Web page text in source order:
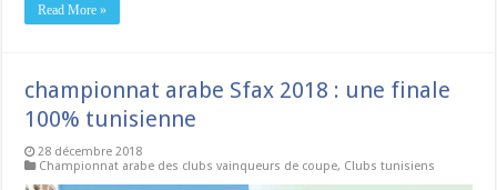
Read More »
championnat arabe Sfax 2018 : une finale
100% tunisienne
28 décembre 2018
Championnat arabe des clubs vainqueurs de coupe, Clubs tunisiens